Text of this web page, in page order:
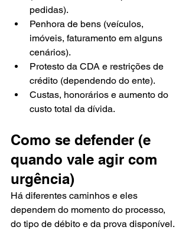
pedidas).
Penhora de bens (veículos,
imóveis, faturamento em alguns
cenários).
Protesto da CDA e restrições de
crédito (dependendo do ente).
Custas, honorários e aumento do
custo total da dívida.
Como se defender (e
quando vale agir com
urgência)
Há diferentes caminhos e eles
dependem do momento do processo,
do tipo de débito e da prova disponível.